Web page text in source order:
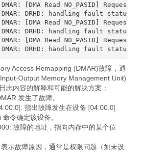
DMAR: [DMA Read NO_PASID]
DMAR: DRHD: handling fault status
DMAR: [DMA Read NO_PASID]
DMAR: DRHD: handling fault status
DMAR: [DMA Read NO_PASID]
Access Remapping (DMAR)故障，通
Output Memory Management Unit)
志内容的解释和可能的解决方案：
发生了故障。
指出故障发生在设备 [04:00.0]
令确定该设备。
故障的地址，指向内存中的某个位
示故障原因，通常是权限问题（如未设